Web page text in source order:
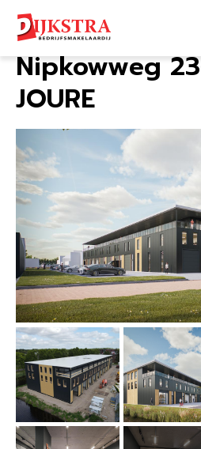
Home Aanbod
Nipkowweg
JOURE